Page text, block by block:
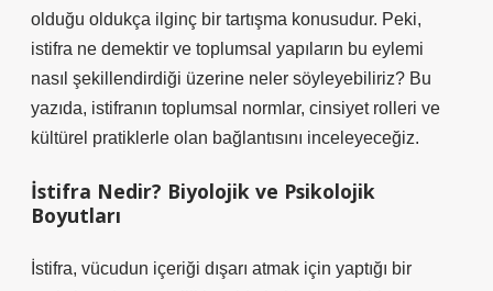
olduğu oldukça ilginç bir tartışma konusudur. Peki,
istifra ne demektir ve toplumsal yapıların bu eylemi
nasıl şekillendirdiği üzerine neler söyleyebiliriz? Bu
yazıda, istifranın toplumsal normlar, cinsiyet rolleri ve
kültürel pratiklerle olan bağlantısını inceleyeceğiz.
İstifra Nedir? Biyolojik ve Psikolojik
Boyutları
İstifra, vücudun içeriği dışarı atmak için yaptığı bir